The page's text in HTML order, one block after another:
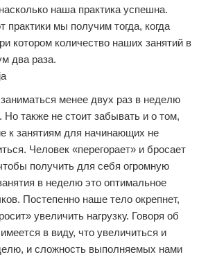
наша практика успешна.
мы получим тогда, когда
котором количество наших занятий в
два раза.
заниматься менее двух раз в неделю
также не стоит забывать и о том,
к занятиям для начинающих не
Человек «перегорает» и бросает
получить для себя огромную
в неделю это оптимальное
Постепенно наше тело окрепнет,
увеличить нагрузку. Говоря об
в виду, что увеличиться и
и сложность выполняемых нами